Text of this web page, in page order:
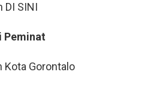
DI SINI
Peminat
Kota Gorontalo